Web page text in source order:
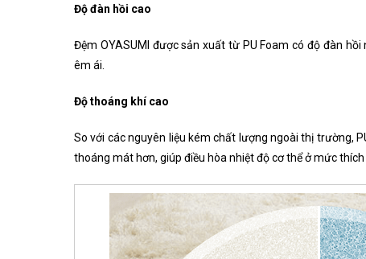
Độ đàn hồi cao
Đệm OYASUMI được sản xuất từ PU Foam có độ đàn
êm ái.
Độ thoáng khí cao
So với các nguyên liệu kém chất lượng ngoài thị trường,
thoáng mát hơn, giúp điều hòa nhiệt độ cơ thể ở mức thích